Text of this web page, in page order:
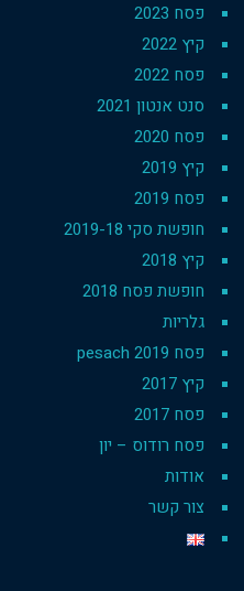
פסח 2023
קיץ 2022
פסח 2022
סנט אנטון 2021
פסח 2020
קיץ 2019
פסח 2019
חופשת סקי 2019-18
קיץ 2018
חופשת פסח 2018
גלריות
פסח 2019 pesach
קיץ 2017
פסח 2017
פסח רודוס – יון
אודות
צור קשר